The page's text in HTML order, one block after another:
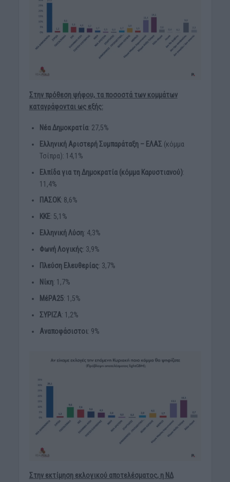
Στην πρόθεση ψήφου, τα ποσοστά των κομμάτων
καταγράφονται ως εξής:
Νέα Δημοκρατία: 27,5%
Ελληνική Αριστερή Συμπαράταξη – ΕΛΑΣ (κόμμα
Τσίπρα): 14,1%
Ελπίδα για τη Δημοκρατία (κόμμα Καρυστιανού):
11,4%
ΠΑΣΟΚ: 8,6%
ΚΚΕ: 5,1%
Ελληνική Λύση: 4,3%
Φωνή Λογικής: 3,9%
Πλεύση Ελευθερίας: 3,7%
Νίκη: 1,7%
ΜέΡΑ25: 1,5%
ΣΥΡΙΖΑ: 1,2%
Αναποφάσιστοι: 9%
Στην εκτίμηση εκλογικού αποτελέσματος, η ΝΔ